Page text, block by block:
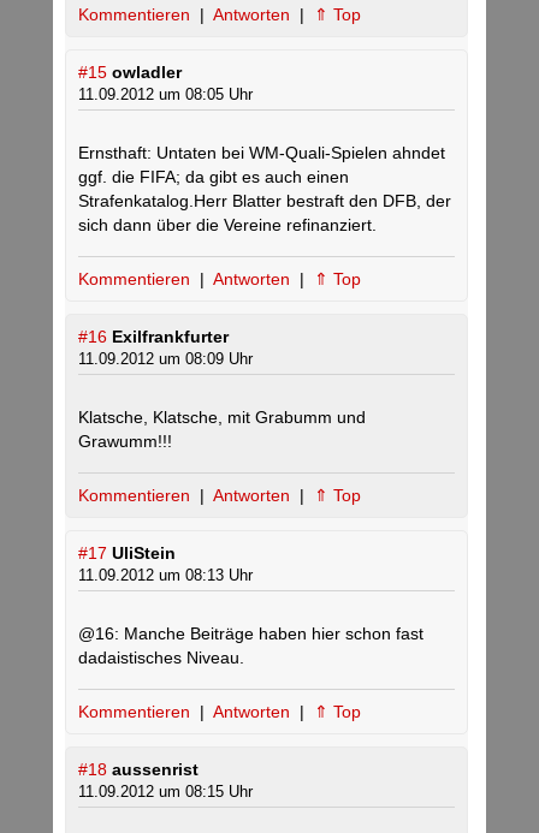
Kommentieren | Antworten | ⇑ Top
#15 owladler
11.09.2012 um 08:05 Uhr
Ernsthaft: Untaten bei WM-Quali-Spielen ahndet
ggf. die FIFA; da gibt es auch einen
Strafenkatalog.Herr Blatter bestraft den DFB, der
sich dann über die Vereine refinanziert.
Kommentieren | Antworten | ⇑ Top
#16 Exilfrankfurter
11.09.2012 um 08:09 Uhr
Klatsche, Klatsche, mit Grabumm und
Grawumm!!!
Kommentieren | Antworten | ⇑ Top
#17 UliStein
11.09.2012 um 08:13 Uhr
@16: Manche Beiträge haben hier schon fast
dadaistisches Niveau.
Kommentieren | Antworten | ⇑ Top
#18 aussenrist
11.09.2012 um 08:15 Uhr